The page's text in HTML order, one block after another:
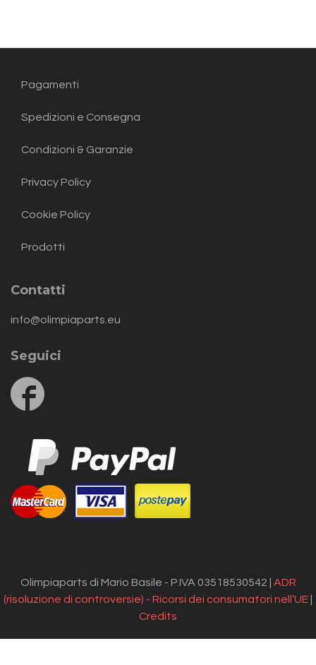
Pagamenti
Spedizioni e Consegna
Condizioni & Garanzie
Privacy Policy
Cookie Policy
Prodotti
Contatti
info@olimpiaparts.eu
Seguici
us
Olimpiaparts di Mario Basile - P.IVA 03518530542 | ADR
(risoluzione di controversie) - Ricorsi dei consumatori nell’UE
Credits